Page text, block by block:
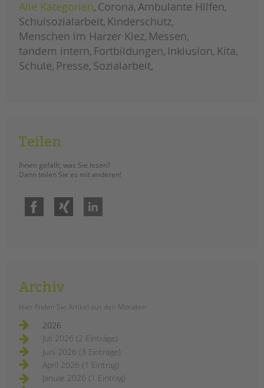
Alle Kategorien Corona Ambulante Hilfen
Schulsozialarbeit Kinderschutz
Menschen im Harzer Kiez Messen
tandem intern Fortbildungen Inklusion Kita
Schule Presse Sozialarbeit
Teilen
Ihnen gefällt, was Sie lesen?
Dann teilen Sie es mit anderen!
Facebook Xing
Archiv
Hier finden Sie Artikel aus den Monaten
2026
Juli 2026 (2 Einträge)
Juni 2026 (3 Einträge)
April 2026 (1 Eintrag)
Januar 2026 (1 Eintrag)